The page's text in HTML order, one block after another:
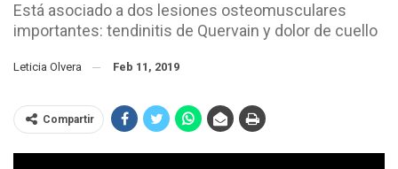
Está asociado a dos lesiones osteomusculares
importantes: tendinitis de Quervain y dolor de cuello
Leticia Olvera Feb 11, 2019
Compartir